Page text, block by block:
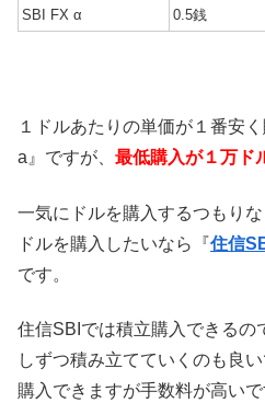
SBI FX α
0.5銭
１ドルあたりの単価が１番安
a』ですが、 最低購入が１万ド
一気にドルを購入するつもり
ドルを購入したいなら『住信
です。
住信SBIでは積立購入できるの
しずつ積み立てていくのも良
購入できますが手数料が高いで